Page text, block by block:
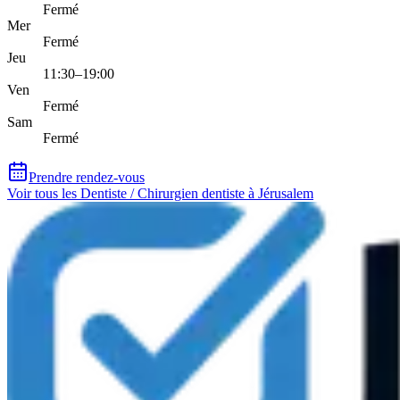
Fermé
Mer
Fermé
Jeu
11:30–19:00
Ven
Fermé
Sam
Fermé
Prendre rendez-vous
Voir tous les Dentiste / Chirurgien dentiste à Jérusalem